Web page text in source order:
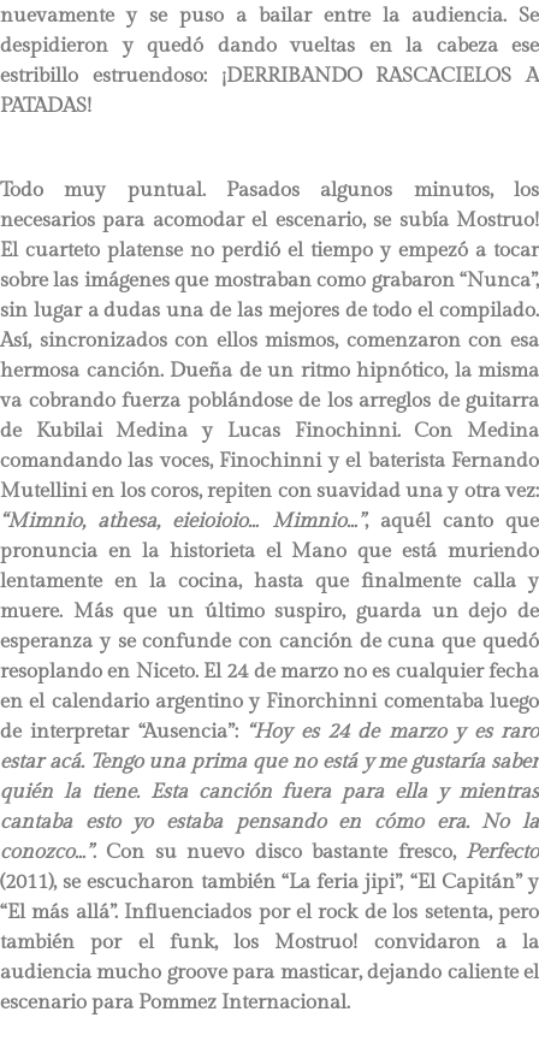
nuevamente y se puso a bailar entre la audiencia. Se
despidieron y quedó dando vueltas en la cabeza ese
estribillo estruendoso: ¡DERRIBANDO RASCACIELOS A
PATADAS!
Todo muy puntual. Pasados algunos minutos, los
necesarios para acomodar el escenario, se subía Mostruo!
El cuarteto platense no perdió el tiempo y empezó a tocar
sobre las imágenes que mostraban como grabaron “Nunca”,
sin lugar a dudas una de las mejores de todo el compilado.
Así, sincronizados con ellos mismos, comenzaron con esa
hermosa canción. Dueña de un ritmo hipnótico, la misma
va cobrando fuerza poblándose de los arreglos de guitarra
de Kubilai Medina y Lucas Finochinni. Con Medina
comandando las voces, Finochinni y el baterista Fernando
Mutellini en los coros, repiten con suavidad una y otra vez:
“Mimnio, athesa, eieioioio… Mimnio…”, aquél canto que
pronuncia en la historieta el Mano que está muriendo
lentamente en la cocina, hasta que finalmente calla y
muere. Más que un último suspiro, guarda un dejo de
esperanza y se confunde con canción de cuna que quedó
resoplando en Niceto. El 24 de marzo no es cualquier fecha
en el calendario argentino y Finorchinni comentaba luego
de interpretar “Ausencia”: “Hoy es 24 de marzo y es raro
estar acá. Tengo una prima que no está y me gustaría saber
quién la tiene. Esta canción fuera para ella y mientras
cantaba esto yo estaba pensando en cómo era. No la
conozco…”. Con su nuevo disco bastante fresco, Perfecto
(2011), se escucharon también “La feria jipi”, “El Capitán” y
“El más allá”. Influenciados por el rock de los setenta, pero
también por el funk, los Mostruo! convidaron a la
audiencia mucho groove para masticar, dejando caliente el
escenario para Pommez Internacional.